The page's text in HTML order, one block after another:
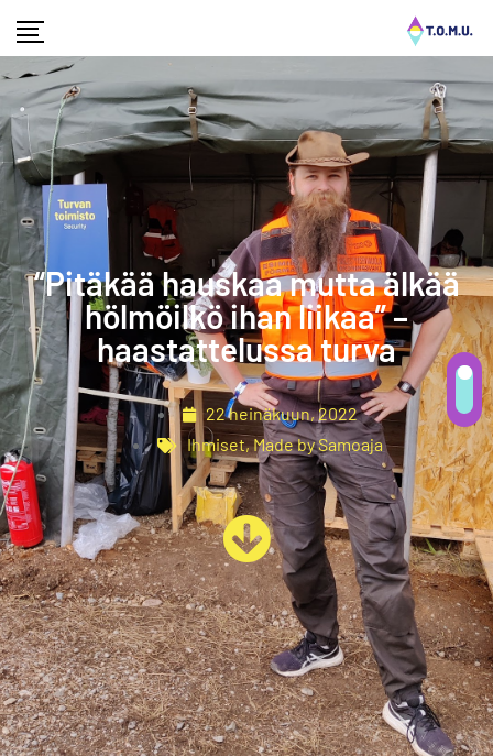
“Pitäkää hauskaa mutta älkää
hölmöilkö ihan liikaa” –
haastattelussa turva
22 heinäkuun, 2022
Ihmiset,Made by Samoaja